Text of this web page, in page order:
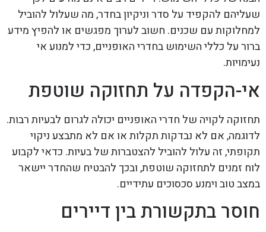
שעליהם להקפיד על סדר וניקיון בחדר, מה שעלול להוביל
למחלוקות עם שכנים. חשוב לערוך מפגשים או להפיץ מידע
ברור על כללי השימוש בחדרי האופניים, כדי למנוע אי
נעימויות.
אי-הקפדה על תחזוקה שוטפת
תחזוקה לקויה של חדרי האופניים יכולה לגרום לבעיות רבות.
לדוגמה, אם לא נבדקות תקלות או אם לא מתבצע ניקוי
תקופתי, זה עלול להוביל להצטברות של בעיות. כדאי לקבוע
לוח זמנים לתחזוקה שוטפת, ובכך להבטיח שהחדר יישאר
במצב טוב וימנע סכסוכים עתידיים.
חוסר בתקשורת בין דיירים